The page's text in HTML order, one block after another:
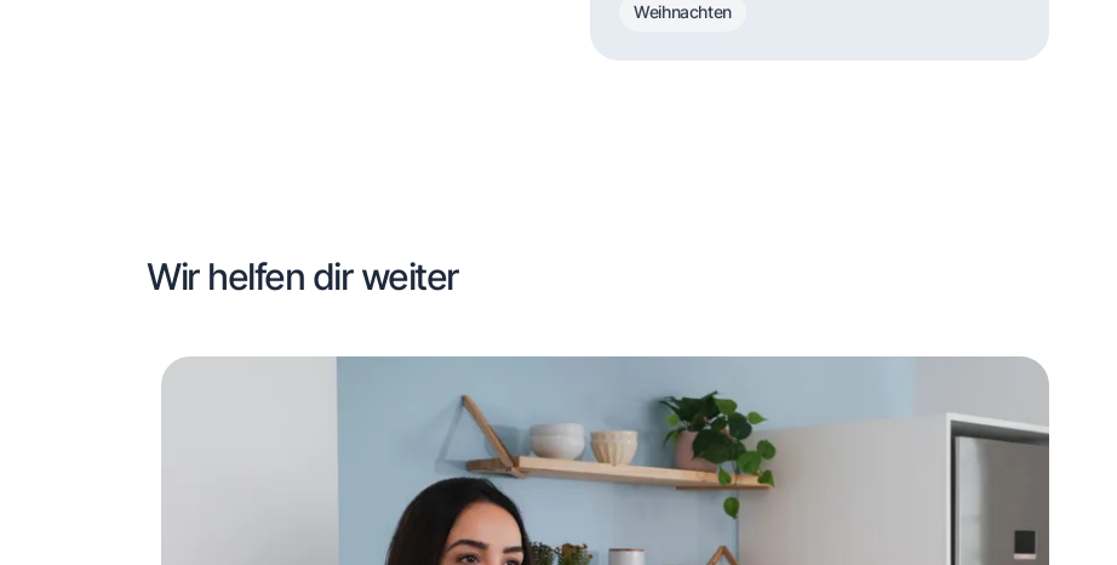
Weihnachten
Wir helfen dir weiter